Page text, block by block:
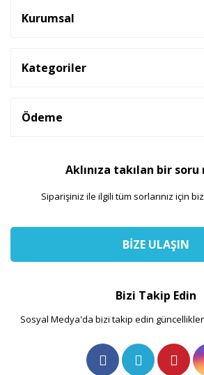
Kurumsal
Kategoriler
Ödeme
Aklınıza takılan bir soru
Siparişiniz ile ilgili tüm sorlarınız için
BİZE ULAŞIN
Bizi Takip Edin
Sosyal Medya'da bizi takip edin